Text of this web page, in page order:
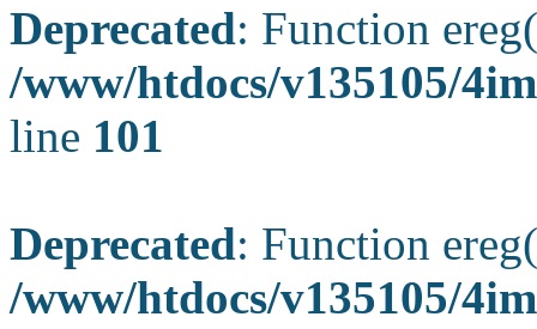
Deprecated: Function
/www/htdocs/v135105/
line 101
Deprecated: Function
/www/htdocs/v135105/